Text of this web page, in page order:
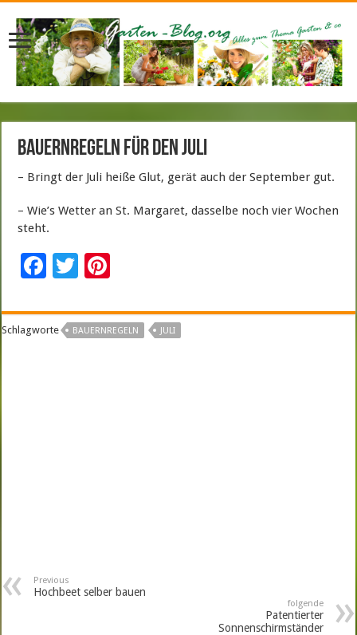
Bauernregeln für den Juli
– Bringt der Juli heiße Glut, gerät auch der September gut.
– Wie’s Wetter an St. Margaret, dasselbe noch vier Wochen
steht.
F
e
b
T
tt
er
er
es
Schlagworte BAUERNREGELN JULI
Previous
Hochbeet selber bauen
folgende
Patentierter
Sonnenschirmständer